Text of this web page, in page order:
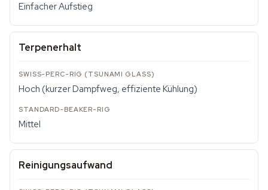
Einfacher Aufstieg
Terpenerhalt
Hoch (kurzer Dampfweg, effiziente Kühlung)
Mittel
Reinigungsaufwand